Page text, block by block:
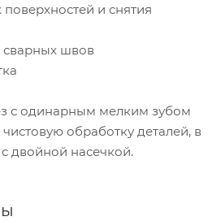
и снятия
сварных швов
с одинарным мелким зубом
обработку деталей, в
двойной насечкой.